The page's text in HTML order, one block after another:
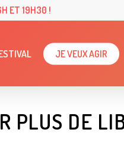
ET 19H30 !
JE VEUX AGIR
PLUS DE